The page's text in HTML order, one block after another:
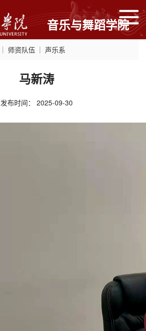
音乐与舞蹈学院
师资队伍 声乐系
马新涛
发布时间： 2025-09-30